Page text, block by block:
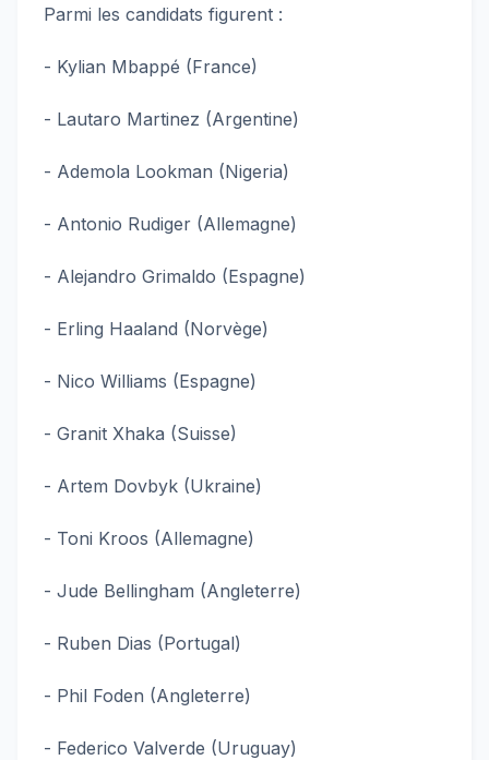
Parmi les candidats figurent :
- Kylian Mbappé (France)
- Lautaro Martinez (Argentine)
- Ademola Lookman (Nigeria)
- Antonio Rudiger (Allemagne)
- Alejandro Grimaldo (Espagne)
- Erling Haaland (Norvège)
- Nico Williams (Espagne)
- Granit Xhaka (Suisse)
- Artem Dovbyk (Ukraine)
- Toni Kroos (Allemagne)
- Jude Bellingham (Angleterre)
- Ruben Dias (Portugal)
- Phil Foden (Angleterre)
- Federico Valverde (Uruguay)